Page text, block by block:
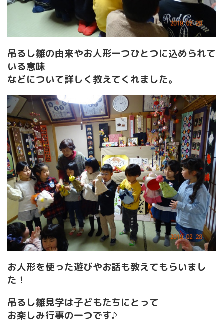
吊るし雛の由来やお人形一つひとつに込められて
いる意味
などについて詳しく教えてくれました。
お人形を使った遊びやお話も教えてもらいまし
た！
吊るし雛見学は子どもたちにとって
お楽しみ行事の一つです♪